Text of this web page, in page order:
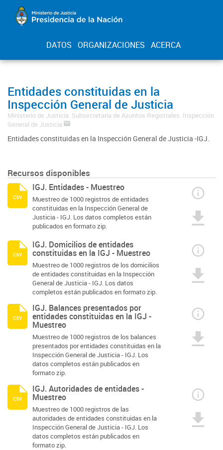
DATOS ORGANIZACIONES ACERCA
Entidades constituidas en la
Inspección General de Justicia
Ministerio de Justicia. Subsecretaría de Asuntos Registrales. Inspección
General de Justicia
Entidades constituidas en la Inspección General de Justicia -IGJ.
Recursos disponibles
IGJ. Entidades - Muestreo
Muestreo de 1000 registros de entidades
constituidas en la Inspección General de
Justicia - IGJ. Los datos completos están
publicados en formato zip.
csv
IGJ. Domicilios de entidades
constituidas en la IGJ - Muestreo
Muestreo de 1000 registros de los domicilios
de entidades constituidas en la Inspección
General de Justicia - IGJ. Los datos
completos están publicados en formato zip.
csv
IGJ. Balances presentados por
entidades constituidas en la IGJ -
Muestreo
Muestreo de 1000 registros de los balances
presentados por entidades constituidas en la
Inspección General de Justicia - IGJ. Los
datos completos están publicados en
formato zip.
csv
IGJ. Autoridades de entidades -
Muestreo
Muestreo de 1000 registros de las
autoridades de entidades constituidas en la
Inspección General de Justicia - IGJ. Los
datos completos están publicados en
formato zip.
csv